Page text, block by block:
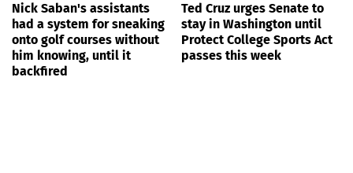
Nick Saban's assistants
had a system for sneaking
onto golf courses without
him knowing, until it
backfired
Ted Cruz urges Senate to
stay in Washington until
Protect College Sports Act
passes this week